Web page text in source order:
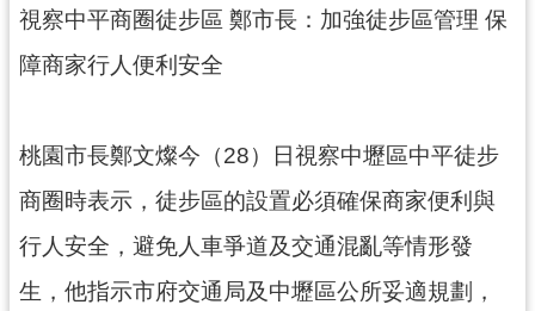
通
錄
務
訊
訊
息
視察中平商圈徒步區 鄭市長：加強徒步區管理 保
障商家行人便利安全
桃園市長鄭文燦今（28）日視察中壢區中平徒步
商圈時表示，徒步區的設置必須確保商家便利與
行人安全，避免人車爭道及交通混亂等情形發
生，他指示市府交通局及中壢區公所妥適規劃，